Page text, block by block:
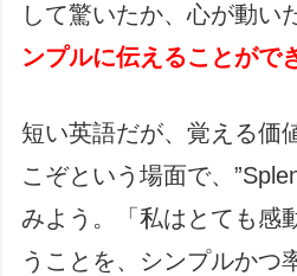
して驚いたか、心が動い
ンプルに伝えることがで
短い英語だが、覚える価
こぞという場面で、
みよう。「私はとても感
うことを、シンプルかつ